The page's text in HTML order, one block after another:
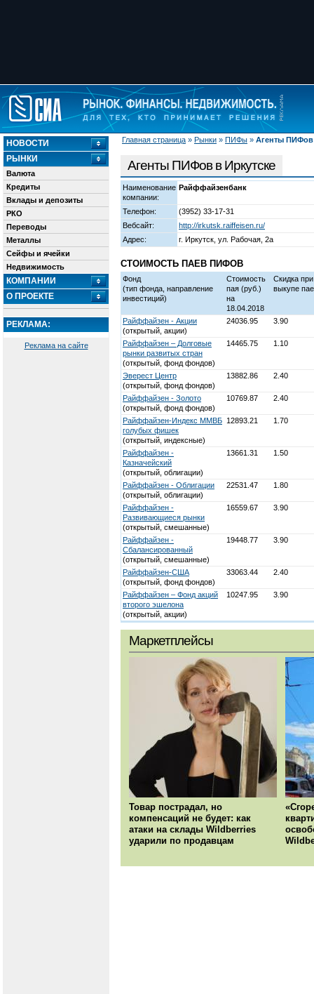
Главная страница » Рынки » ПИФы » Агенты ПИФов
НОВОСТИ
РЫНКИ
Валюта
Кредиты
Вклады и депозиты
РКО
Переводы
Металлы
Сейфы и ячейки
Недвижимость
КОМПАНИИ
О ПРОЕКТЕ
РЕКЛАМА:
Реклама на сайте
Агенты ПИФов в Иркутске
Наименование
компании:
Райффайзенбанк
Телефон:
(3952) 33-17-31
Вебсайт:
http://irkutsk.raiffeisen.ru/
Адрес:
г. Иркутск, ул. Рабочая, 2а
СТОИМОСТЬ ПАЕВ ПИФОВ
Фонд
(тип фонда, направление
инвестиций)
Стоимость
пая (руб.)
на
18.04.2018
Скидка при
выкупе
Райффайзен - Акции
(открытый, акции)
24036.95 3.90
Райффайзен – Долговые
рынки развитых стран
(открытый, фонд фондов)
14465.75 1.10
Эверест Центр
(открытый, фонд фондов)
13882.86 2.40
Райффайзен - Золото
(открытый, фонд фондов)
10769.87 2.40
Райффайзен-Индекс ММВБ
голубых фишек
(открытый, индексные)
12893.21 1.70
Райффайзен -
Казначейский
(открытый, облигации)
13661.31 1.50
Райффайзен - Облигации
(открытый, облигации)
22531.47 1.80
Райффайзен -
Развивающиеся рынки
(открытый, смешанные)
16559.67 3.90
Райффайзен -
Сбалансированный
(открытый, смешанные)
19448.77 3.90
Райффайзен-США
(открытый, фонд фондов)
33063.44 2.40
Райффайзен – Фонд акций
второго эшелона
(открытый, акции)
10247.95 3.90
Маркетплейсы
Товар пострадал, но
компенсаций не будет: как
атаки на склады Wildberries
ударили по продавцам